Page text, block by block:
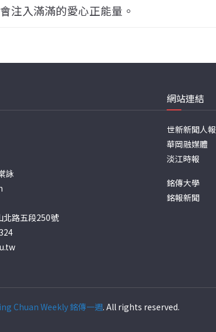
注入滿滿的愛心正能量。
詠
北路五段250號
網站連結
世新新聞人報
華岡融媒體
淡江時報
銘傳大學
銘報新聞
Chuan Weekly 銘傳一週. All rights reserved.